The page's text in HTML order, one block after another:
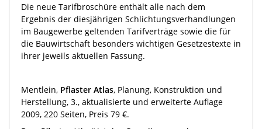
Die neue Tarifbroschüre enthält alle nach dem
Ergebnis der diesjährigen Schlichtungsverhandlungen
im Baugewerbe geltenden Tarifverträge sowie die für
die Bauwirtschaft besonders wichtigen Gesetzestexte in
ihrer jeweils aktuellen Fassung.
Mentlein, Pflaster Atlas, Planung, Konstruktion und
Herstellung, 3., aktualisierte und erweiterte Auflage
2009, 220 Seiten, Preis 79 €.